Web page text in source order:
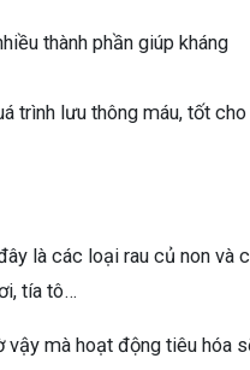
thành phần giúp kháng
trình lưu thông máu, tốt cho
là các loại rau củ non và
tía tô…
vậy mà hoạt động tiêu hóa